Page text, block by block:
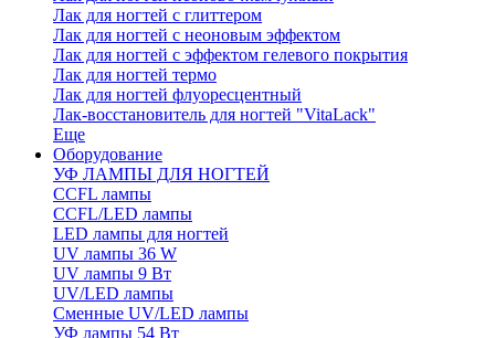
Лак для ногтей с глиттером
Лак для ногтей с неоновым эффектом
Лак для ногтей с эффектом гелевого покрытия
Лак для ногтей термо
Лак для ногтей флуоресцентный
Лак-восстановитель для ногтей "VitaLack"
Еще
Оборудование
УФ ЛАМПЫ ДЛЯ НОГТЕЙ
CCFL лампы
CCFL/LED лампы
LED лампы для ногтей
UV лампы 36 W
UV лампы 9 Вт
UV/LED лампы
Сменные UV/LED лампы
УФ лампы 54 Вт